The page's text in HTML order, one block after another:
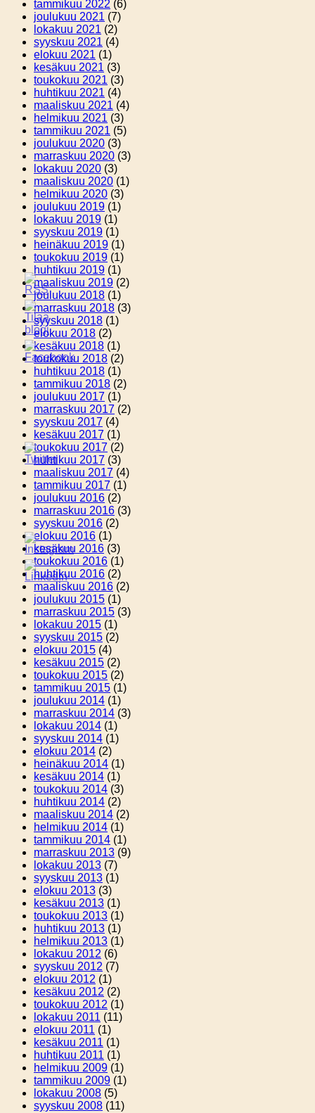
tammikuu 2022 (6)
joulukuu 2021 (7)
lokakuu 2021 (2)
syyskuu 2021 (4)
elokuu 2021 (1)
kesäkuu 2021 (3)
toukokuu 2021 (3)
huhtikuu 2021 (4)
maaliskuu 2021 (4)
helmikuu 2021 (3)
tammikuu 2021 (5)
joulukuu 2020 (3)
marraskuu 2020 (3)
lokakuu 2020 (3)
maaliskuu 2020 (1)
helmikuu 2020 (3)
joulukuu 2019 (1)
lokakuu 2019 (1)
syyskuu 2019 (1)
heinäkuu 2019 (1)
toukokuu 2019 (1)
huhtikuu 2019 (1)
maaliskuu 2019 (2)
joulukuu 2018 (1)
marraskuu 2018 (3)
syyskuu 2018 (1)
elokuu 2018 (2)
kesäkuu 2018 (1)
toukokuu 2018 (2)
huhtikuu 2018 (1)
tammikuu 2018 (2)
joulukuu 2017 (1)
marraskuu 2017 (2)
syyskuu 2017 (4)
kesäkuu 2017 (1)
toukokuu 2017 (2)
huhtikuu 2017 (3)
maaliskuu 2017 (4)
tammikuu 2017 (1)
joulukuu 2016 (2)
marraskuu 2016 (3)
syyskuu 2016 (2)
elokuu 2016 (1)
kesäkuu 2016 (3)
toukokuu 2016 (1)
huhtikuu 2016 (2)
maaliskuu 2016 (2)
joulukuu 2015 (1)
marraskuu 2015 (3)
lokakuu 2015 (1)
syyskuu 2015 (2)
elokuu 2015 (4)
kesäkuu 2015 (2)
toukokuu 2015 (2)
tammikuu 2015 (1)
joulukuu 2014 (1)
marraskuu 2014 (3)
lokakuu 2014 (1)
syyskuu 2014 (1)
elokuu 2014 (2)
heinäkuu 2014 (1)
kesäkuu 2014 (1)
toukokuu 2014 (3)
huhtikuu 2014 (2)
maaliskuu 2014 (2)
helmikuu 2014 (1)
tammikuu 2014 (1)
marraskuu 2013 (9)
lokakuu 2013 (7)
syyskuu 2013 (1)
elokuu 2013 (3)
kesäkuu 2013 (1)
toukokuu 2013 (1)
huhtikuu 2013 (1)
helmikuu 2013 (1)
lokakuu 2012 (6)
syyskuu 2012 (7)
elokuu 2012 (1)
kesäkuu 2012 (2)
toukokuu 2012 (1)
lokakuu 2011 (11)
elokuu 2011 (1)
kesäkuu 2011 (1)
huhtikuu 2011 (1)
helmikuu 2009 (1)
tammikuu 2009 (1)
lokakuu 2008 (5)
syyskuu 2008 (11)